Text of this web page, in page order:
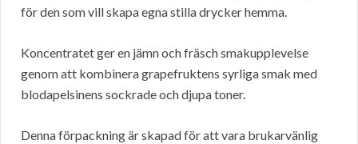
för den som vill skapa egna stilla drycker hemma.
Koncentratet ger en jämn och fräsch smakupplevelse
genom att kombinera grapefruktens syrliga smak med
blodapelsinens sockrade och djupa toner.
Denna förpackning är skapad för att vara brukarvänlig